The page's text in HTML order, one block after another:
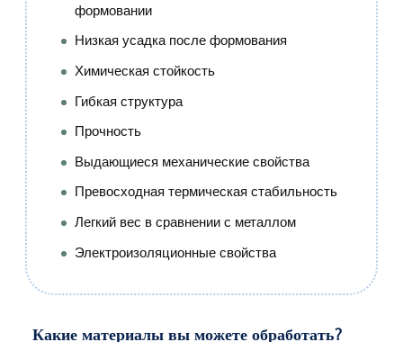
формовании
Низкая усадка после формования
Химическая стойкость
Гибкая структура
Прочность
Выдающиеся механические свойства
Превосходная термическая стабильность
Легкий вес в сравнении с металлом
Электроизоляционные свойства
Какие материалы вы можете обработать?